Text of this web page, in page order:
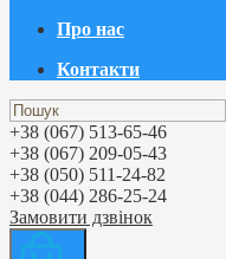
Про нас
Контакти
+38 (067) 513-65-46
+38 (067) 209-05-43
+38 (050) 511-24-82
+38 (044) 286-25-24
Замовити дзвінок